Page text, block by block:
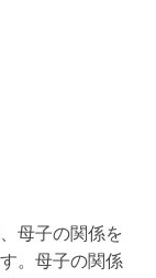
母子の関係を
。母子の関係